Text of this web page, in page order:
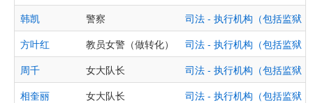
韩凯
警察
司法 - 执行机构（包括监狱
方叶红
教员女警（做转化）
司法 - 执行机构（包括监狱
周千
女大队长
司法 - 执行机构（包括监狱
相奎丽
女大队长
司法 - 执行机构（包括监狱